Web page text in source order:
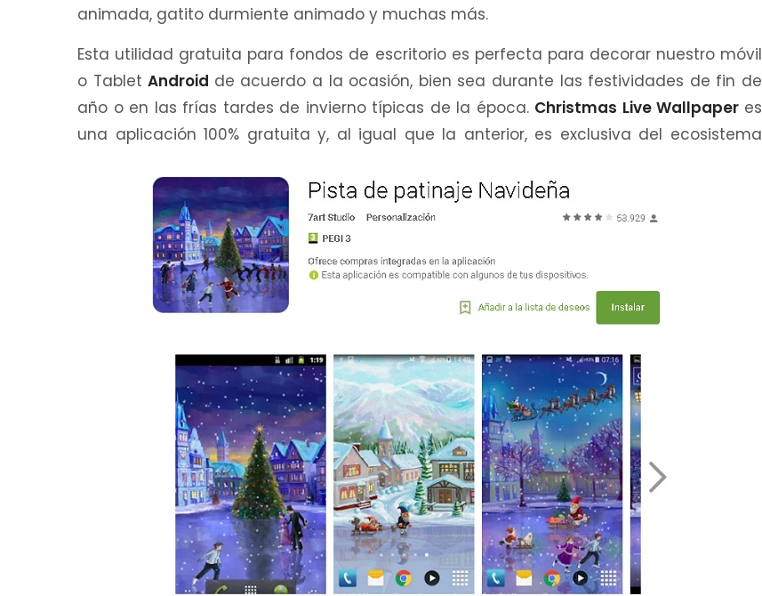
animada, gatito durmiente animado y muchas más.
Esta utilidad gratuita para fondos de escritorio es perfecta para decorar nuestro móvil
o TabletAndroid de acuerdo a la ocasión, bien sea durante las festividades de fin de
año o en las frías tardes de invierno típicas de la época. Christmas Live Wallpaper es
una aplicación 100% gratuita y, al igual que la anterior, es exclusiva del ecosistema